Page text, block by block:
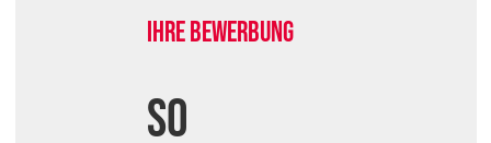
Ihre Bewerbung
So